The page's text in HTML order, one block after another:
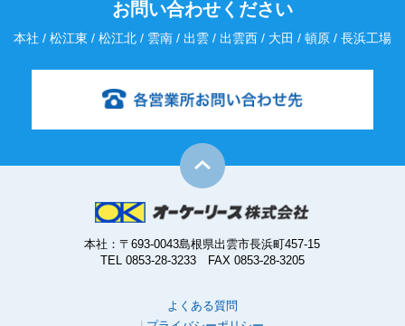
お問い合わせください
本社 / 松江東 / 松江北 / 雲南 / 出雲 / 出雲西 / 大田 / 頓原 / 長浜工場
本社：〒693-0043島根県出雲市長浜町457-15
TEL 0853-28-3233 FAX 0853-28-3205
よくある質問